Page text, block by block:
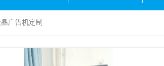
广告机定制